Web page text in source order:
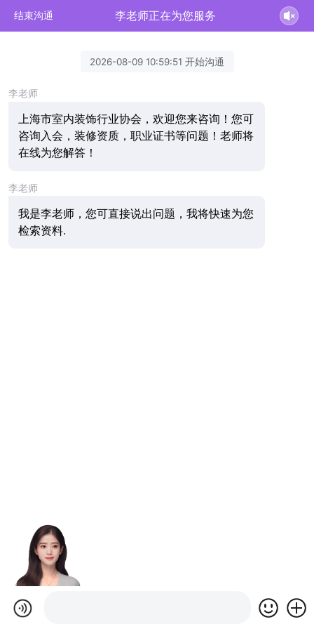
结束沟通 李老师正在为您服务
2026-08-09 10:59:51 开始沟通
李老师
上海市室内装饰行业协会，欢迎您来咨询！您可
咨询入会，装修资质，职业证书等问题！老师将
在线为您解答！
李老师
我是李老师，您可直接说出问题，我将快速为您
检索资料.